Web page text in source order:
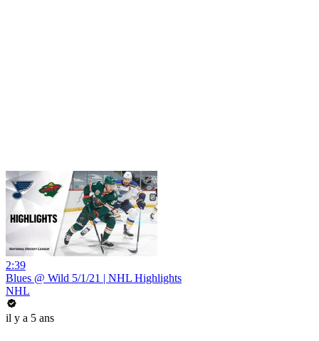
2:39
Blues @ Wild 5/1/21 | NHL Highlights
NHL
il y a 5 ans